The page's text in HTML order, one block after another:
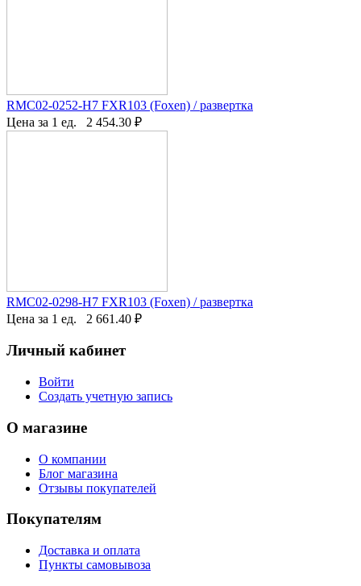
RMC02-0252-H7 FXR103 (Foxen) / развертка
Цена за 1 ед.
2 454.30 ₽
RMC02-0298-H7 FXR103 (Foxen) / развертка
Цена за 1 ед.
2 661.40 ₽
Личный кабинет
Войти
Создать учетную запись
О магазине
О компании
Блог магазина
Отзывы покупателей
Покупателям
Доставка и оплата
Пункты самовывоза